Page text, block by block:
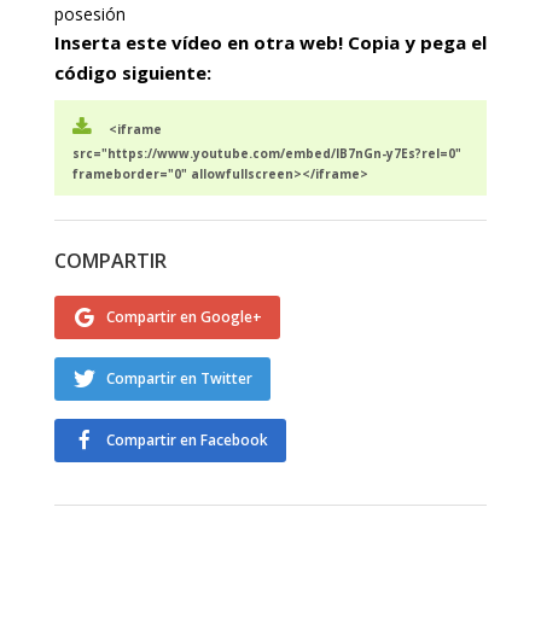
posesión
Inserta este vídeo en otra web! Copia y pega el
código siguiente:
<iframe
src="https://www.youtube.com/embed/IB7nGn-y7Es?rel=0"
frameborder="0" allowfullscreen></iframe>
COMPARTIR
Compartir en Google+
Compartir en Twitter
Compartir en Facebook